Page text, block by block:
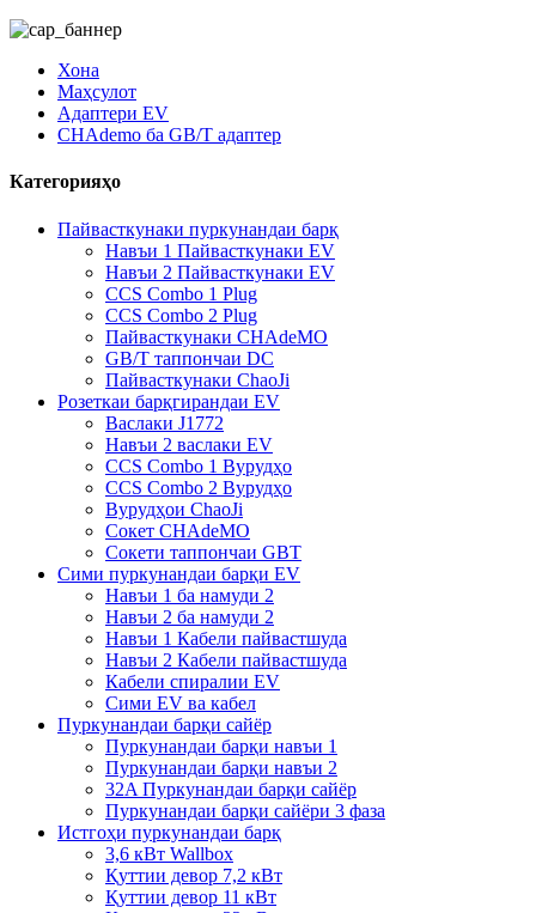
Хона
Маҳсулот
Адаптери EV
CHAdemo ба GB/T адаптер
Категорияҳо
Пайвасткунаки пуркунандаи барқ
Навъи 1 Пайвасткунаки EV
Навъи 2 Пайвасткунаки EV
CCS Combo 1 Plug
CCS Combo 2 Plug
Пайвасткунаки CHAdeMO
GB/T таппончаи DC
Пайвасткунаки ChaoJi
Розеткаи барқгирандаи EV
Васлаки J1772
Навъи 2 васлаки EV
CCS Combo 1 Вурудҳо
CCS Combo 2 Вурудҳо
Вурудҳои ChaoJi
Сокет CHAdeMO
Сокети таппончаи GBT
Сими пуркунандаи барқи EV
Навъи 1 ба намуди 2
Навъи 2 ба намуди 2
Навъи 1 Кабели пайвастшуда
Навъи 2 Кабели пайвастшуда
Кабели спиралии EV
Сими EV ва кабел
Пуркунандаи барқи сайёр
Пуркунандаи барқи навъи 1
Пуркунандаи барқи навъи 2
32A Пуркунандаи барқи сайёр
Пуркунандаи барқи сайёри 3 фаза
Истгоҳи пуркунандаи барқ
3,6 кВт Wallbox
Қуттии девор 7,2 кВт
Қуттии девор 11 кВт